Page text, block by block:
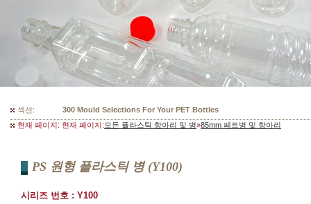
섹션:
300 Mould Selections For Your PET Bottles
현재 페이지: 현재 페이지: 모든 플라스틱 항아리 및 병»85mm 페트병 및 항아리
PS 원형 플라스틱 병 (Y100)
시리즈 번호 : Y100